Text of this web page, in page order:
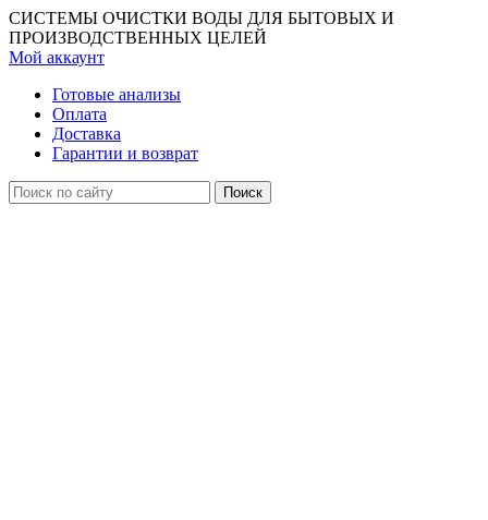
СИСТЕМЫ ОЧИСТКИ ВОДЫ ДЛЯ БЫТОВЫХ И
ПРОИЗВОДСТВЕННЫХ ЦЕЛЕЙ
Мой аккаунт
Готовые анализы
Оплата
Доставка
Гарантии и возврат
Поиск